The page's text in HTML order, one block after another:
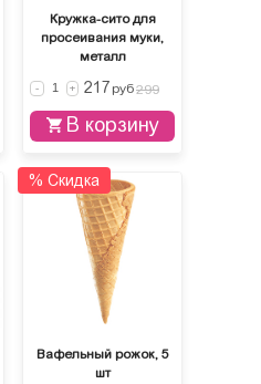
Кружка-сито для
просеивания муки,
металл
- + 217руб299
В корзину
% Скидка
Вафельный рожок, 5
шт